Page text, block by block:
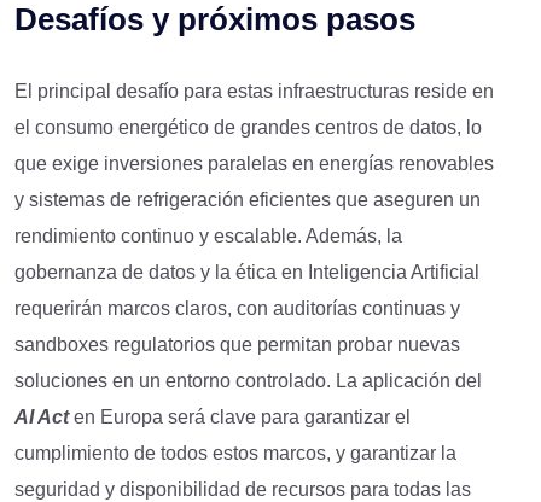
Desafíos y próximos pasos
El principal desafío para estas infraestructuras reside en
el consumo energético de grandes centros de datos, lo
que exige inversiones paralelas en energías renovables
y sistemas de refrigeración eficientes que aseguren un
rendimiento continuo y escalable. Además, la
gobernanza de datos y la ética en Inteligencia Artificial
requerirán marcos claros, con auditorías continuas y
sandboxes regulatorios que permitan probar nuevas
soluciones en un entorno controlado. La aplicación del
AI Acten Europa será clave para garantizar el
cumplimiento de todos estos marcos, y garantizar la
seguridad y disponibilidad de recursos para todas las